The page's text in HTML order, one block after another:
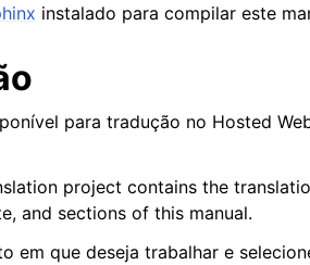
instalado para compilar este
para tradução no Hosted
project contains the
and sections of this manual.
em que deseja trabalhar e